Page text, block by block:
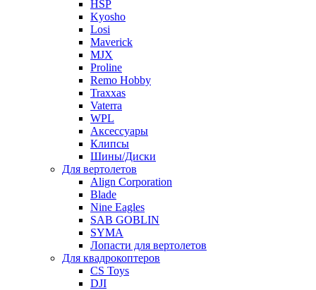
HSP
Kyosho
Losi
Maverick
MJX
Proline
Remo Hobby
Traxxas
Vaterra
WPL
Аксессуары
Клипсы
Шины/Диски
Для вертолетов
Align Corporation
Blade
Nine Eagles
SAB GOBLIN
SYMA
Лопасти для вертолетов
Для квадрокоптеров
CS Toys
DJI